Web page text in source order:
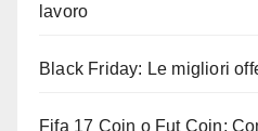
lavoro
Black Friday: Le migliori
Fifa 17 Coin o Fut Coin: